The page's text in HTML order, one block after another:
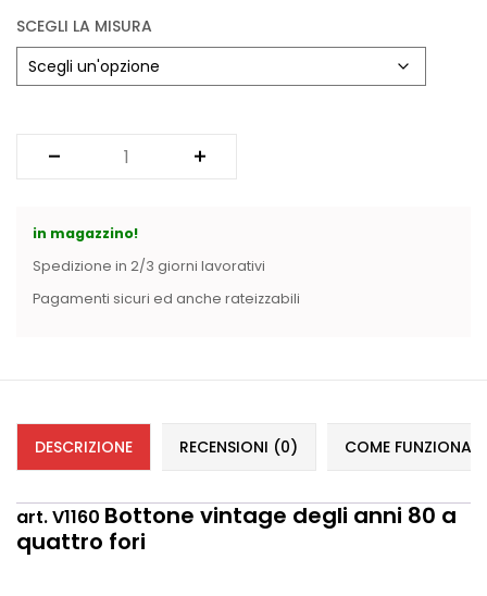
SCEGLI LA MISURA
in magazzino!
Spedizione in 2/3 giorni lavorativi
Pagamenti sicuri ed anche rateizzabili
DESCRIZIONE RECENSIONI (0) COME
art. V1160 Bottone vintage degli anni 80 a
quattro fori